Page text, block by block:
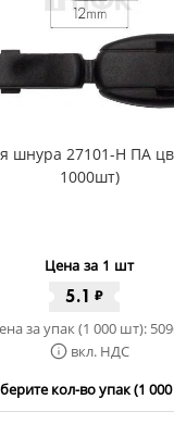
шнура 27101-Н ПА
1000шт)
Цена за 1 шт
5.1 ₽
за упак (1 000 шт):
вкл. НДС
кол-во упак (1